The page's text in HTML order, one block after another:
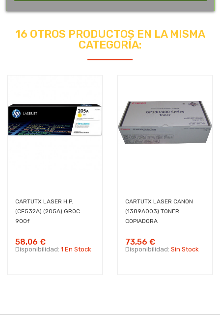
16 OTROS PRODUCTOS EN LA MISMA
CATEGORÍA:
CARTUTX LASER H.P.
(CF532A) (205A) GROC
900f
58,06 €
Disponibilidad: 1 En Stock
CARTUTX LASER CANON
(1389A003) TONER
COPIADORA
73,56 €
Disponibilidad: Sin Stock